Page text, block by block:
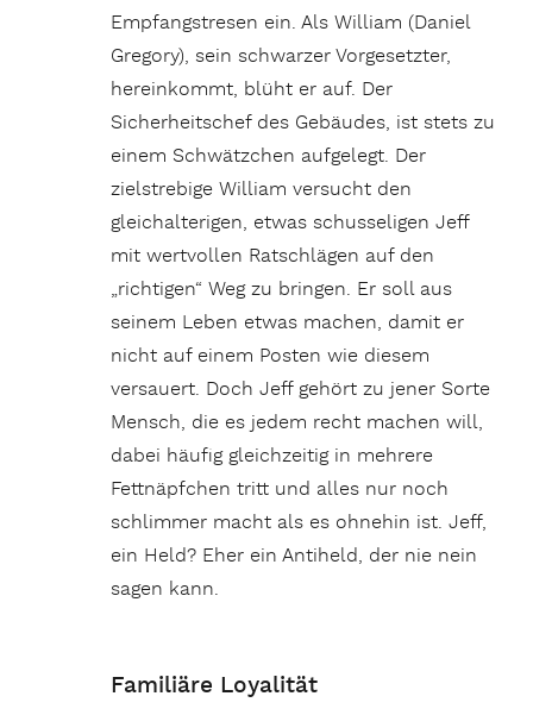
Empfangstresen ein. Als William (Daniel
Gregory), sein schwarzer Vorgesetzter,
hereinkommt, blüht er auf. Der
Sicherheitschef des Gebäudes, ist stets zu
einem Schwätzchen aufgelegt. Der
zielstrebige William versucht den
gleichalterigen, etwas schusseligen Jeff
mit wertvollen Ratschlägen auf den
„richtigen“ Weg zu bringen. Er soll aus
seinem Leben etwas machen, damit er
nicht auf einem Posten wie diesem
versauert. Doch Jeff gehört zu jener Sorte
Mensch, die es jedem recht machen will,
dabei häufig gleichzeitig in mehrere
Fettnäpfchen tritt und alles nur noch
schlimmer macht als es ohnehin ist. Jeff,
ein Held? Eher ein Antiheld, der nie nein
sagen kann.
Familiäre Loyalität